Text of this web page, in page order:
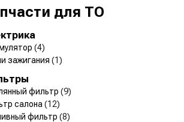
для ТО
(4)
зажигания (1)
фильтр (9)
салона (12)
фильтр (8)